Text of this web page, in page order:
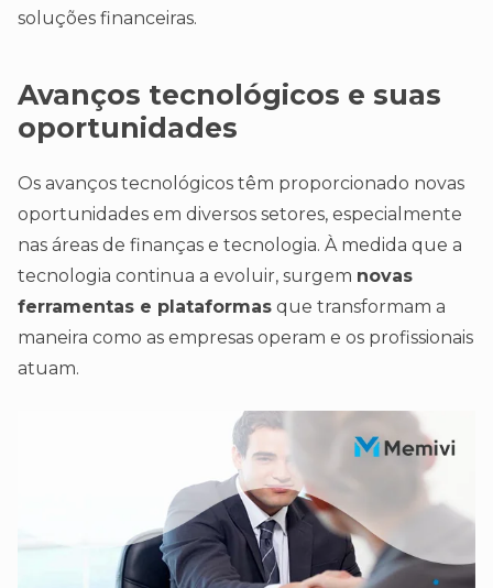
soluções financeiras.
Avanços tecnológicos e suas
oportunidades
Os avanços tecnológicos têm proporcionado novas
oportunidades em diversos setores, especialmente
nas áreas de finanças e tecnologia. À medida que a
tecnologia continua a evoluir, surgem novas
ferramentas e plataformas que transformam a
maneira como as empresas operam e os profissionais
atuam.